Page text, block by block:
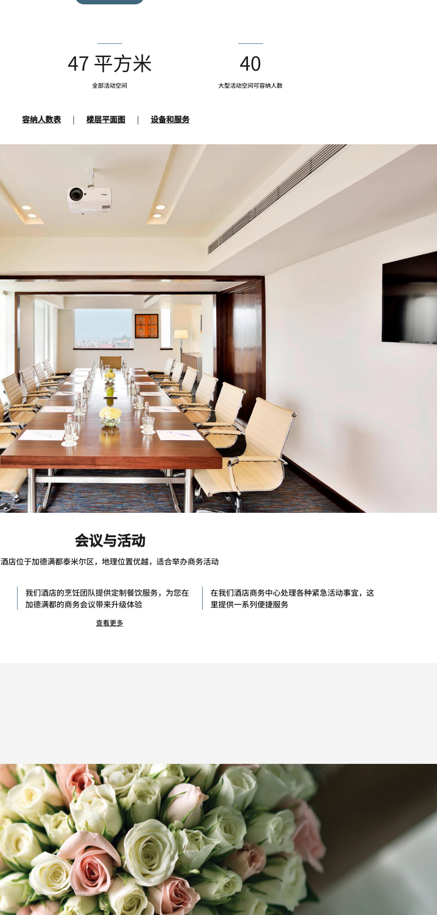
47 平方米
全部活动空间
40
大型活动空间可容纳人数
容纳人数表 | 楼层平面图 | 设备和服务
会议与活动
酒店位于加德满都泰米尔区，地理位置优越，适合举办商务活动
我们酒店的烹饪团队提供定制餐饮服务，为您在
加德满都的商务会议带来升级体验
在我们酒店商务中心处理各种紧急活动事宜，这
里提供一系列便捷服务
查看更多